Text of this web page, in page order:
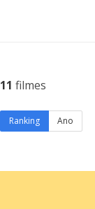
11 filmes
Ranking Ano